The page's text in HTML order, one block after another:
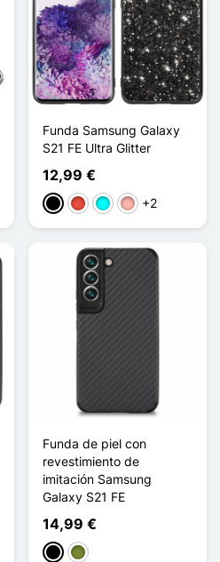
Funda Samsung Galaxy
S21 FE Ultra Glitter
12,99 €
NegroRojoCianOro rosa
+2
Funda de piel con
revestimiento de
imitación Samsung
Galaxy S21 FE
14,99 €
NegroCaqui